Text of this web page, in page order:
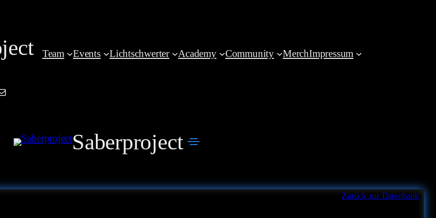
Team Events Lichtschwerter Academy Community MerchImpressum
Saberproject
Zurück zur Datenbank